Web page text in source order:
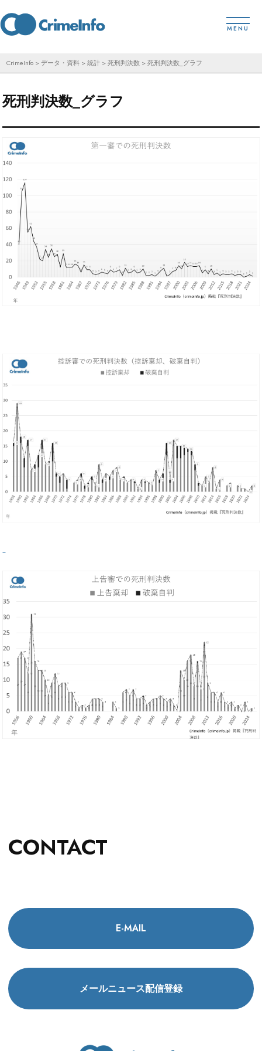
ン
ン
へ
キ
ッ
プ
MENU
CrimeInfo >データ・資料 >統計 >死刑判決数 >死刑判決数_グラフ
死刑判決数_グラフ
CONTACT
E-MAIL
メールニュース配信登録